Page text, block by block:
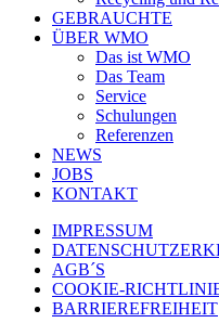
GEBRAUCHTE
ÜBER WMO
Das ist WMO
Das Team
Service
Schulungen
Referenzen
NEWS
JOBS
KONTAKT
IMPRESSUM
AGB´S
COOKIE-
BARRIEREFREIHEIT